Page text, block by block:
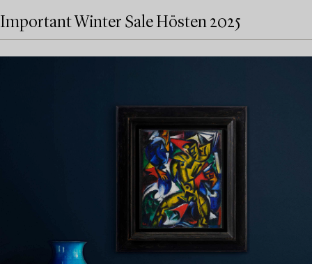
Important Winter Sale Hösten 2025